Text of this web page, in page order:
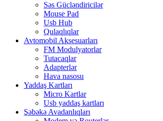
Səs Gücləndiricilər
Mouse Pad
Usb Hub
Qulaqlıqlar
Avtomobil Aksesuarları
FM Modulyatorlar
Tutacaqlar
Adapterlər
Hava nasosu
Yaddaş Kartları
Micro Kartlar
Usb yaddaş kartları
Şəbəkə Avadanlıqları